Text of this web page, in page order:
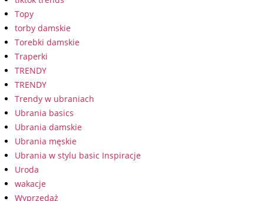
Topy
torby damskie
Torebki damskie
Traperki
TRENDY
TRENDY
Trendy w ubraniach
Ubrania basics
Ubrania damskie
Ubrania męskie
Ubrania w stylu basic Inspiracje
Uroda
wakacje
Wyprzedaż